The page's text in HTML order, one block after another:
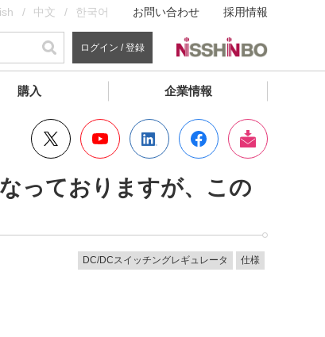
中文 한국어 お問い合わせ 採用情報
ログイン / 登録
購入 企業情報
っておりますが、この
DC/DCスイッチングレギュレータ 仕様